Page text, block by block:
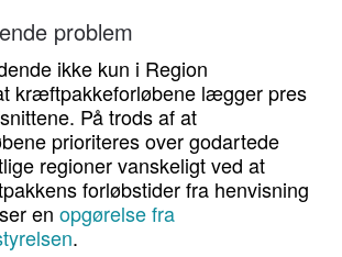
problem
ikke kun i Region
kræftpakkeforløbene lægger pres
På trods af at
prioriteres over godartede
regioner vanskeligt ved at
forløbstider fra henvisning
en opgørelse fra
.